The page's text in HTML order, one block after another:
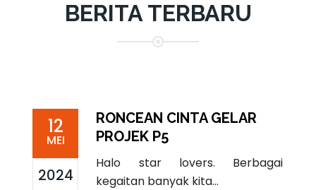
BERITA TERBARU
12
MEI
2024
RONCEAN CINTA GELAR
PROJEK P5
Halo star lovers. Berbagai
kegaitan banyak kita...